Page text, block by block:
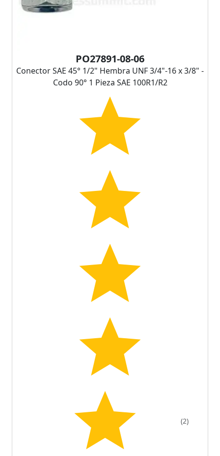
PO27891-08-06
Conector SAE 45° 1/2" Hembra UNF 3/4"-16 x 3/8" -
Codo 90° 1 Pieza SAE 100R1/R2
(2)